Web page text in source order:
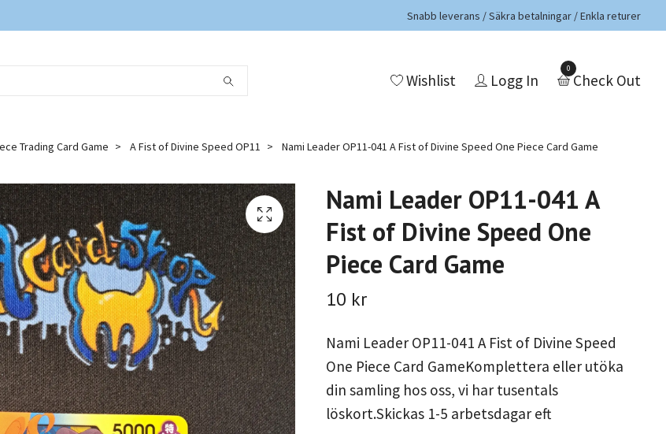
Snabb leverans / Säkra betalningar / Enkla returer
Wishlist Logg In
0
Check Out
Trading Card Game A Fist of Divine Speed OP11 Nami Leader OP11-041 A Fist of Divine Speed One Piece Card Game
Nami Leader OP11-041 A
Fist of Divine Speed One
Piece Card Game
10 kr
Nami Leader OP11-041 A Fist of Divine Speed
One Piece Card GameKomplettera eller utöka
din samling hos oss, vi har tusentals
löskort.Skickas 1-5 arbetsdagar eft